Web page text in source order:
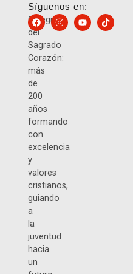
Colegio
del
Sagrado
Corazón:
más
de
200
años
formando
con
excelencia
y
valores
cristianos,
guiando
a
la
juventud
hacia
un
Síguenos en: